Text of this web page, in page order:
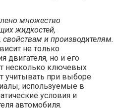
множество
жидкостей,
и производителям.
не только
двигателя, но и его
несколько ключевых
учитывать при выборе
используемые в
условия и
автомобиля.